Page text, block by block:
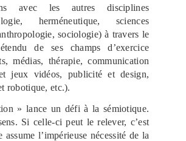
avec les autres disciplines
herméneutique, sciences
sociologie) à travers le
de ses champs d’exercice
médias, thérapie, communication
jeux vidéos, publicité et design,
robotique, etc.).
» lance un défi à la sémiotique.
Si celle-ci peut le relever, c’est
assume l’impérieuse nécessité de la